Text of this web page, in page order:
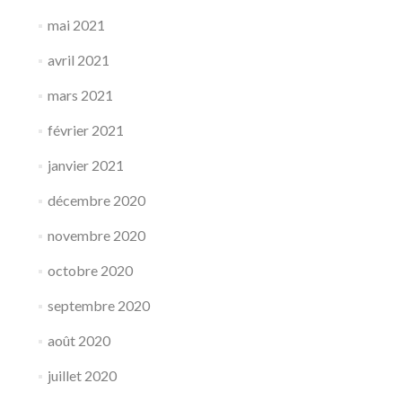
mai 2021
avril 2021
mars 2021
février 2021
janvier 2021
décembre 2020
novembre 2020
octobre 2020
septembre 2020
août 2020
juillet 2020